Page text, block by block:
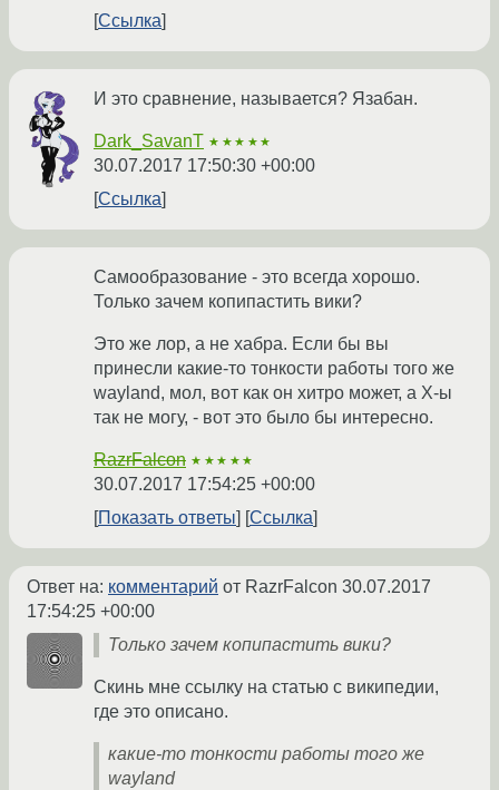
Ссылка
И это сравнение, называется? Язабан.
Dark_SavanT ★★★★★
30.07.2017 17:50:30 +00:00
Ссылка
Самообразование - это всегда хорошо.
Только зачем копипастить вики?
Это же лор, а не хабра. Если бы вы
принесли какие-то тонкости работы того же
wayland, мол, вот как он хитро может, а X-ы
так не могу, - вот это было бы интересно.
RazrFalcon ★★★★★
30.07.2017 17:54:25 +00:00
Показать ответы
Ссылка
Ответ на: комментарий от RazrFalcon 30.07.2017
17:54:25 +00:00
Только зачем копипастить вики?
Скинь мне ссылку на статью с википедии,
где это описано.
какие-то тонкости работы того же
wayland